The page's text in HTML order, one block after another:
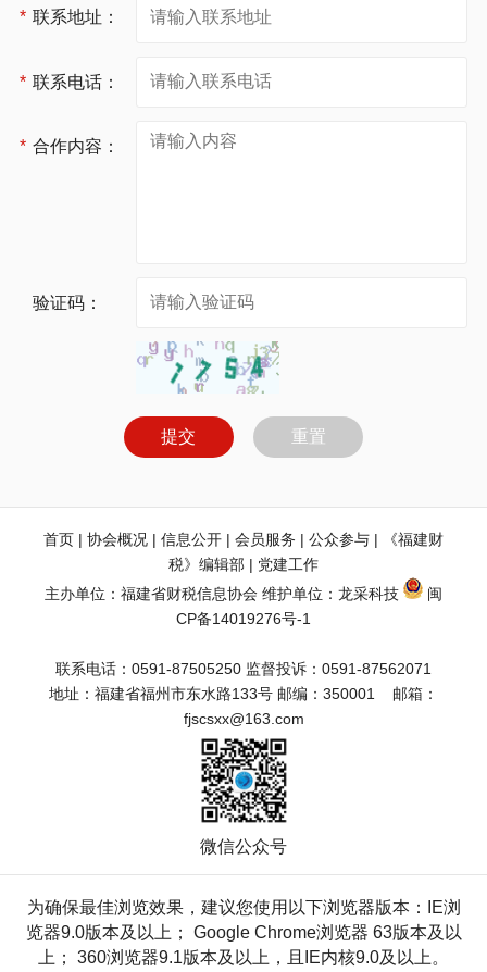
* 联系地址：
* 联系电话：
* 合作内容：
验证码：
提交 重置
首页 | 协会概况 | 信息公开 | 会员服务 | 公众参与 |
《福建财
税》编辑部 | 党建工作
主办单位：福建省财税信息协会 维护单位： 龙采科技
闽
CP备14019276号-1
联系电话：0591-87505250 监督投诉：0591-87562071
地址：福建省福州市东水路133号 邮编：350001    邮箱：
fjscsxx@163.com
微信公众号
为确保最佳浏览效果，建议您使用以下浏览器版本：IE浏
览器9.0版本及以上； Google Chrome浏览器 63版本及以
上； 360浏览器9.1版本及以上，且IE内核9.0及以上。